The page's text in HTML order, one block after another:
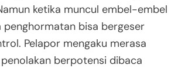
ketika muncul embel-embel
penghormatan bisa bergeser
Pelapor mengaku merasa
berpotensi dibaca